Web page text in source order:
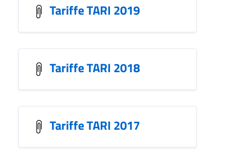
Tariffe TARI 2019
Tariffe TARI 2018
Tariffe TARI 2017